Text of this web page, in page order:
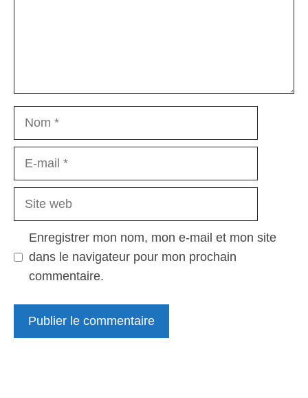
Nom
Site
Enregistrer mon nom, mon e-mail et mon site
dans le navigateur pour mon prochain
commentaire.